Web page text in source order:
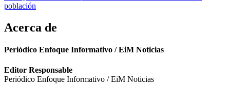
población
Acerca de
Periódico Enfoque Informativo / EiM Noticias
Editor Responsable
Periódico Enfoque Informativo / EiM Noticias